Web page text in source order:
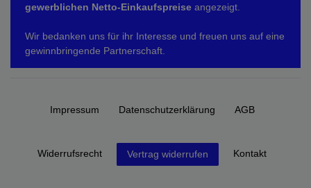
gewerblichen Netto-Einkaufspreise angezeigt.
Wir bedanken uns für ihr Interesse und freuen uns auf eine
gewinnbringende Partnerschaft.
Impressum Daten­schutz­erklärung AGB
Widerrufs­recht Vertrag widerrufen Kontakt